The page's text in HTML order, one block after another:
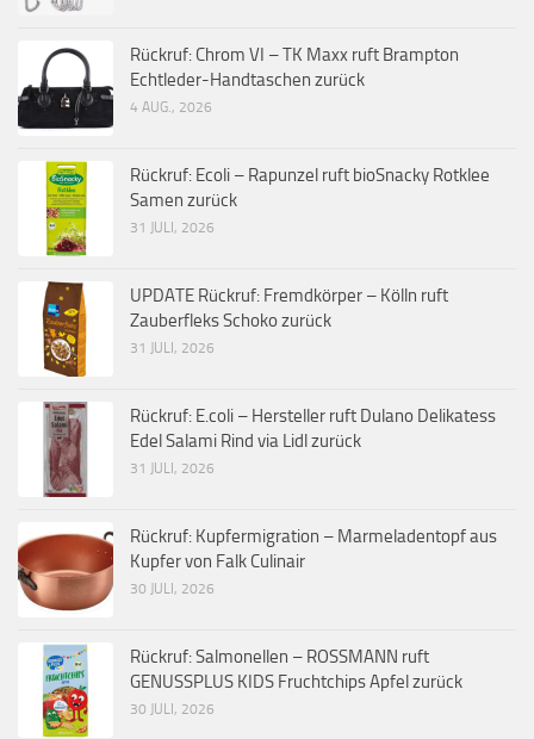
Rückruf: Chrom VI – TK Maxx ruft Brampton
Echtleder-Handtaschen zurück
4 AUG., 2026
Rückruf: Ecoli – Rapunzel ruft bioSnacky Rotklee
Samen zurück
31 JULI, 2026
UPDATE Rückruf: Fremdkörper – Kölln ruft
Zauberfleks Schoko zurück
31 JULI, 2026
Rückruf: E.coli – Hersteller ruft Dulano Delikatess
Edel Salami Rind via Lidl zurück
31 JULI, 2026
Rückruf: Kupfermigration – Marmeladentopf aus
Kupfer von Falk Culinair
30 JULI, 2026
Rückruf: Salmonellen – ROSSMANN ruft
GENUSSPLUS KIDS Fruchtchips Apfel zurück
30 JULI, 2026